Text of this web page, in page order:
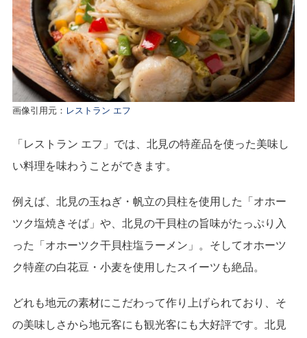
画像引用元： レストラン エフ
「レストラン エフ」では、北見の特産品を使った美味し
い料理を味わうことができます。
例えば、北見の玉ねぎ・帆立の貝柱を使用した「オホー
ツク塩焼きそば」や、北見の干貝柱の旨味がたっぷり入
った「オホーツク干貝柱塩ラーメン」。そしてオホーツ
ク特産の白花豆・小麦を使用したスイーツも絶品。
どれも地元の素材にこだわって作り上げられており、そ
の美味しさから地元客にも観光客にも大好評です。北見